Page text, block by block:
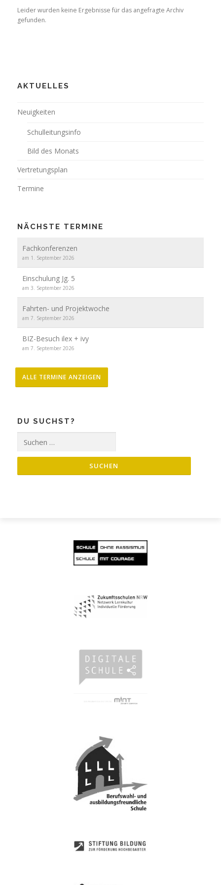
Leider wurden keine Ergebnisse für das angefragte Archiv
gefunden.
AKTUELLES
Neuigkeiten
Schulleitungsinfo
Bild des Monats
Vertretungsplan
Termine
NÄCHSTE TERMINE
Fachkonferenzen
am 1. September 2026
Einschulung Jg. 5
am 3. September 2026
Fahrten- und Projektwoche
am 7. September 2026
BIZ-Besuch ilex + ivy
am 7. September 2026
ALLE TERMINE ANZEIGEN
DU SUCHST?
nach: